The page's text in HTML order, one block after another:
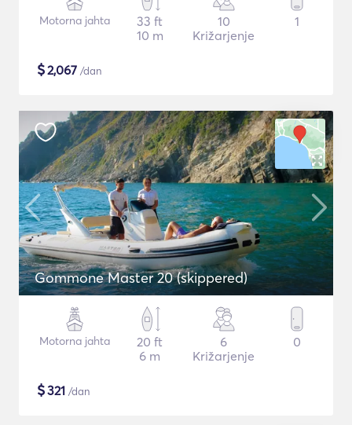
Motorna jahta
33 ft
10 m
10
Križarjenje
1
$2,067 /dan
Gommone Master 20 (skippered)
Motorna jahta
20 ft
6 m
6
Križarjenje
0
$321 /dan